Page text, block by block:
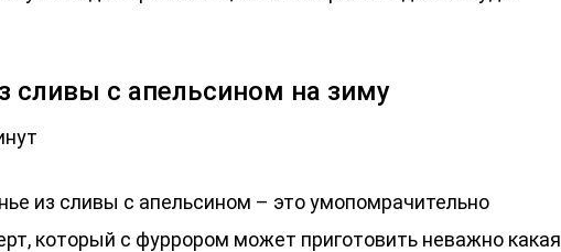
сливы с апельсином на зиму
из сливы с апельсином – это умопомрачительно
который с фуррором может приготовить неважно какая